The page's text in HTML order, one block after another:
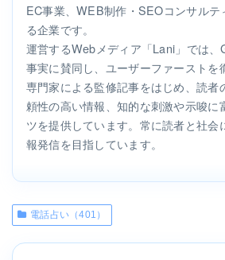
EC事業、WEB制作・SEOコンサルテ
る企業です。
運営するWebメディア「Lani」では
事実に賛同し、ユーザーファーストを
専門家による監修記事をはじめ、読者
頼性の高い情報、知的な刺激や示唆に
ツを提供しています。常に読者と社会
報発信を目指しています。
電話占い（401）